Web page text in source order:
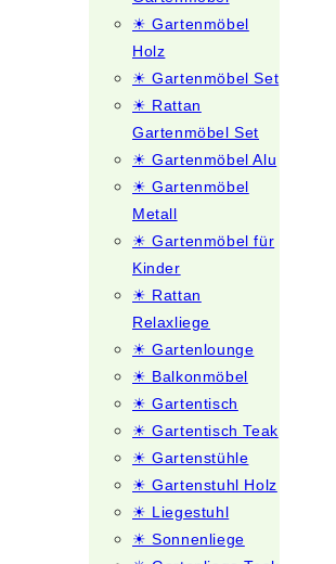
☀ Gartenmöbel
Holz
☀ Gartenmöbel Set
☀ Rattan
Gartenmöbel Set
☀ Gartenmöbel Alu
☀ Gartenmöbel
Metall
☀ Gartenmöbel für
Kinder
☀ Rattan
Relaxliege
☀ Gartenlounge
☀ Balkonmöbel
☀ Gartentisch
☀ Gartentisch Teak
☀ Gartenstühle
☀ Gartenstuhl Holz
☀ Liegestuhl
☀ Sonnenliege